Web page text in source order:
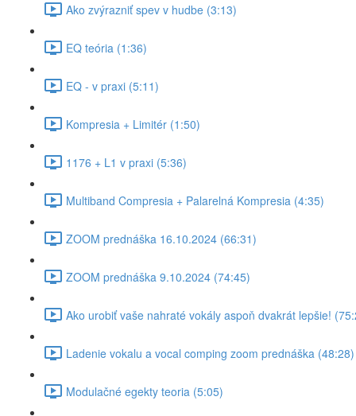
Ako zvýrazniť spev v hudbe (3:13)
EQ teória (1:36)
EQ - v praxi (5:11)
Kompresia + Limitér (1:50)
1176 + L1 v praxi (5:36)
Multiband Compresia + Palarelná Kompresia (4:35)
ZOOM prednáška 16.10.2024 (66:31)
ZOOM prednáška 9.10.2024 (74:45)
Ako urobiť vaše nahraté vokály aspoň dvakrát lepšie!
Ladenie vokalu a vocal comping zoom prednáška (48:28)
Modulačné egekty teoria (5:05)